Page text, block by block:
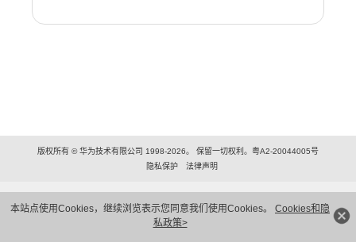
本站点使用Cookies，继续浏览表示您同意我们使用Cookies。 Cookies和隐
私政策>
版权所有 © 华为技术有限公司 1998-2026。 保留一切权利。粤A2-20044005号
隐私保护
法律声明